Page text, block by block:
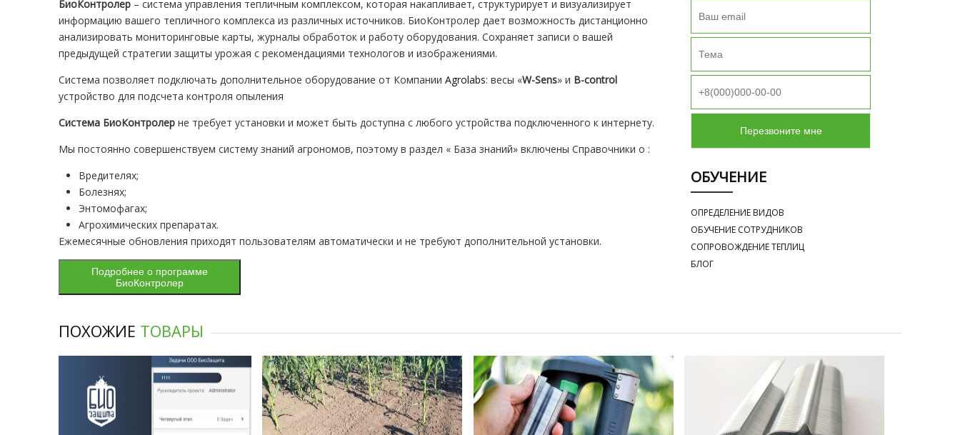
БиоКонтролер – система управления тепличным комплексом, которая накапливает, структурирует и визуализирует
информацию вашего тепличного комплекса из различных источников. БиоКонтролер дает возможность дистанционно
анализировать мониторинговые карты, журналы обработок и работу оборудования. Сохраняет записи о вашей
предыдущей стратегии защиты урожая с рекомендациями технологов и изображениями.
Система позволяет подключать дополнительное оборудование от Компании Agrolabs: весы «W-Sens» и B-control
устройство для подсчета контроля опыления
Система БиоКонтролер не требует установки и может быть доступна с любого устройства подключенного к интернету.
Мы постоянно совершенствуем систему знаний агрономов, поэтому в раздел « База знаний» включены Справочники о :
Вредителях;
Болезнях;
Энтомофагах;
Агрохимических препаратах.
Ежемесячные обновления приходят пользователям автоматически и не требуют дополнительной установки.
Подробнее о программе
БиоКонтролер
ОБУЧЕНИЕ
ОПРЕДЕЛЕНИЕ ВИДОВ
ОБУЧЕНИЕ СОТРУДНИКОВ
СОПРОВОЖДЕНИЕ ТЕПЛИЦ
БЛОГ
ПОХОЖИЕ ТОВАРЫ